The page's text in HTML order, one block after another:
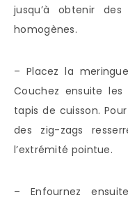
jusqu’à obtenir
homogènes.
– Placez la
Couchez ensuite
tapis de cuisson.
des zig-zags
l’extrémité pointue.
– Enfournez